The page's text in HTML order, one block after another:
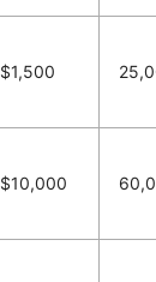
$1,500
$10,000